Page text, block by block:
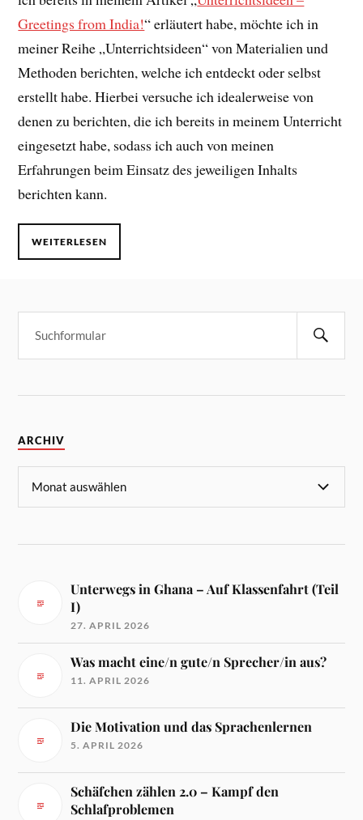
Greetings from India!“ erläutert habe, möchte ich in
meiner Reihe „Unterrichtsideen“ von Materialien und
Methoden berichten, welche ich entdeckt oder selbst
erstellt habe. Hierbei versuche ich idealerweise von
denen zu berichten, die ich bereits in meinem Unterricht
eingesetzt habe, sodass ich auch von meinen
Erfahrungen beim Einsatz des jeweiligen Inhalts
berichten kann.
WEITERLESEN
ARCHIV
Unterwegs in Ghana – Auf Klassenfahrt (Teil
I)
27. APRIL 2026
Was macht eine/n gute/n Sprecher/in aus?
11. APRIL 2026
Die Motivation und das Sprachenlernen
5. APRIL 2026
Schäfchen zählen 2.0 – Kampf den
Schlafproblemen